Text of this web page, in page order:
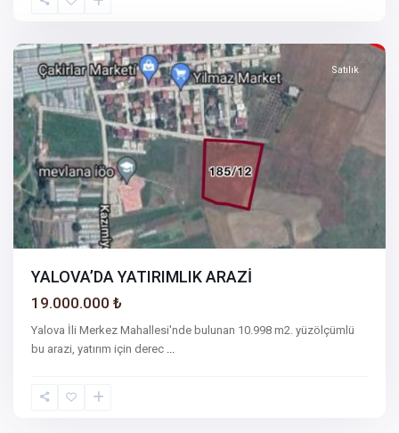
Satılık
YALOVA’DA YATIRIMLIK ARAZİ
19.000.000 ₺
Yalova İli Merkez Mahallesi'nde bulunan 10.998 m2. yüzölçümlü
bu arazi, yatırım için derec ...